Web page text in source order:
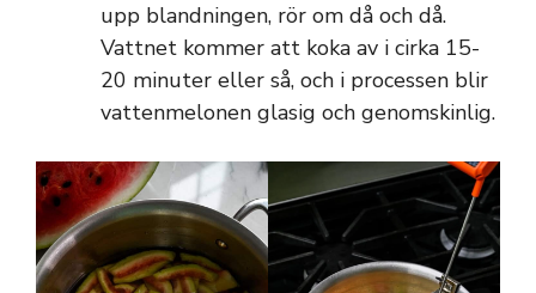
upp blandningen, rör om då och då.
Vattnet kommer att koka av i cirka 15-
20 minuter eller så, och i processen blir
vattenmelonen glasig och genomskinlig.